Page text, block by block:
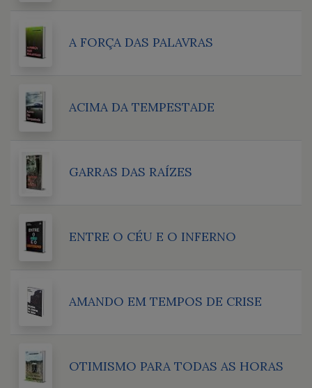
A FORÇA DAS PALAVRAS
ACIMA DA TEMPESTADE
GARRAS DAS RAÍZES
ENTRE O CÉU E O INFERNO
AMANDO EM TEMPOS DE CRISE
OTIMISMO PARA TODAS AS HORAS